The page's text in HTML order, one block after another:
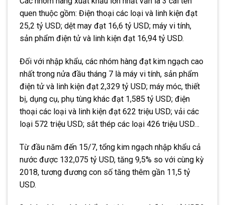
quen thuộc gồm: Điện thoại các loại và linh kiện đạt
25,2 tỷ USD; dệt may đạt 16,6 tỷ USD; máy vi tính,
sản phẩm điện tử và linh kiện đạt 16,94 tỷ USD.
Đối với nhập khẩu, các nhóm hàng đạt kim ngạch cao
nhất trong nửa đầu tháng 7 là máy vi tính, sản phẩm
điện tử và linh kiện đạt 2,329 tỷ USD; máy móc, thiết
bị, dụng cụ, phụ tùng khác đạt 1,585 tỷ USD; điện
thoại các loại và linh kiện đạt 622 triệu USD; vải các
loại 572 triệu USD; sắt thép các loại 426 triệu USD…
Từ đầu năm đến 15/7, tổng kim ngạch nhập khẩu cả
nước được 132,075 tỷ USD, tăng 9,5% so với cùng kỳ
2018, tương đương con số tăng thêm gần 11,5 tỷ
USD.